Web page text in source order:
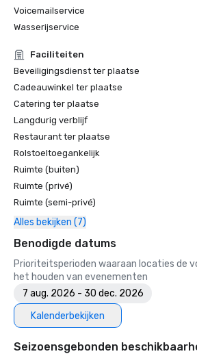
Voicemailservice
Wasserijservice
Faciliteiten
Beveiligingsdienst ter plaatse
Cadeauwinkel ter plaatse
Catering ter plaatse
Langdurig verblijf
Restaurant ter plaatse
Rolstoeltoegankelijk
Ruimte (buiten)
Ruimte (privé)
Ruimte (semi-privé)
Alles bekijken (7)
Benodigde datums
Prioriteitsperioden waaraan locaties de
het houden van evenementen
7 aug. 2026 - 30 dec. 2026
Kalenderbekijken
Seizoensgebonden